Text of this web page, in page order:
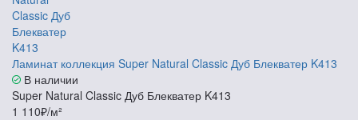
Ламинат коллекция Super Natural Classic Дуб Блекватер K413
В наличии
Super Natural Classic Дуб Блекватер K413
1 110₽/м²